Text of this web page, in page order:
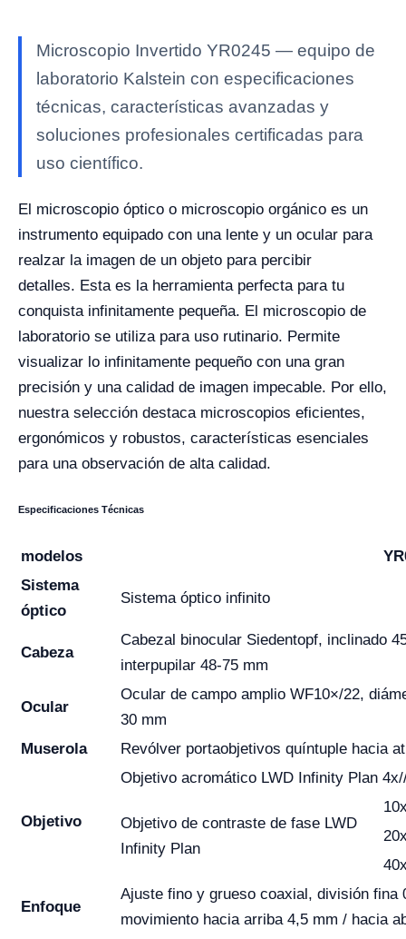
Microscopio Invertido YR0245 — equipo de
laboratorio Kalstein con especificaciones
técnicas, características avanzadas y
soluciones profesionales certificadas para
uso científico.
El microscopio óptico o microscopio orgánico es un
instrumento equipado con una lente y un ocular para
realzar la imagen de un objeto para percibir
detalles. Esta es la herramienta perfecta para tu
conquista infinitamente pequeña. El microscopio de
laboratorio se utiliza para uso rutinario. Permite
visualizar lo infinitamente pequeño con una gran
precisión y una calidad de imagen impecable. Por ello,
nuestra selección destaca microscopios eficientes,
ergonómicos y robustos, características esenciales
para una observación de alta calidad.
Especificaciones Técnicas
modelos
Sistema
óptico
Sistema óptico infinito
Cabeza
Cabezal binocular Siedentopf, inclinado
interpupilar 48-75 mm
Ocular
Ocular de campo amplio WF10×/22,
30 mm
Muserola
Revólver portaobjetivos quíntuple hacia
Objetivo
Objetivo acromático LWD Infinity Plan
Objetivo de contraste de fase LWD
Infinity Plan
Enfoque
Ajuste fino y grueso coaxial, división fina
movimiento hacia arriba 4,5 mm / hacia